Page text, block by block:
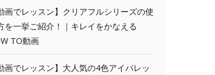
画でレッスン】クリアフルシリーズの使
を一挙ご紹介！｜キレイをかなえる
TO動画
画でレッスン】大人気の4色アイパレッ